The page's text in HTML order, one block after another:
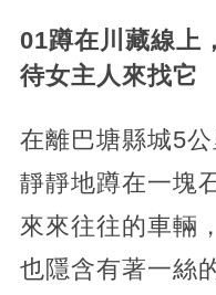
01蹲在川藏線上
待女主人來找它
在離巴塘縣城5
靜靜地蹲在一塊
來來往往的車輛
也隱含有著一絲